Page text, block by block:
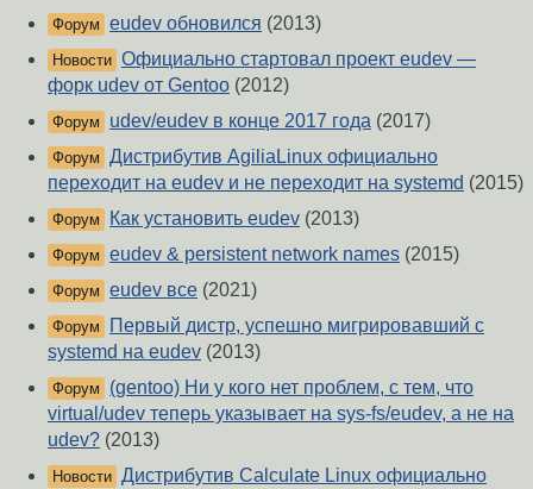
Форум eudev обновился (2013)
Новости Официально стартовал проект eudev —
форк udev от Gentoo (2012)
Форум udev/eudev в конце 2017 года (2017)
Форум Дистрибутив AgiliaLinux официально
переходит на eudev и не переходит на systemd (2015)
Форум Как установить eudev (2013)
Форум eudev & persistent network names (2015)
Форум eudev все (2021)
Форум
Первый дистр, успешно мигрировавший с
systemd на eudev (2013)
Форум
(gentoo) Ни у кого нет проблем, с тем, что
virtual/udev теперь указывает на sys-fs/eudev, а не на
udev? (2013)
Новости Дистрибутив Calculate Linux официально